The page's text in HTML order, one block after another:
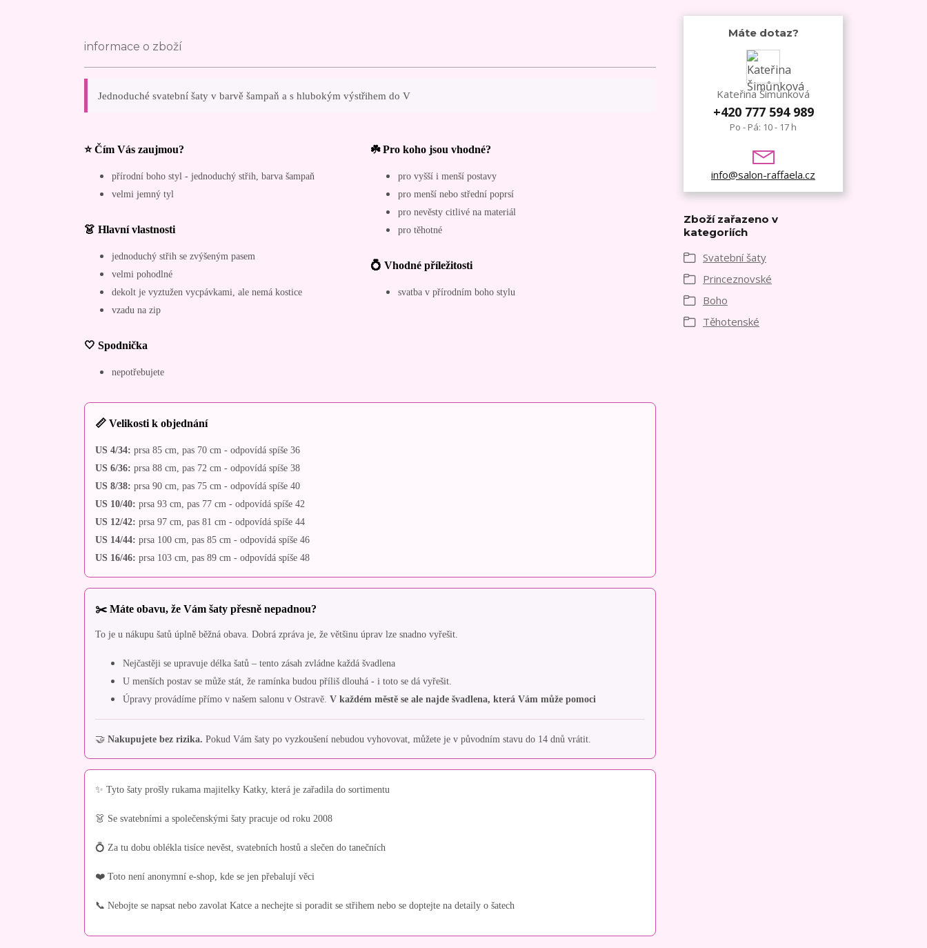
informace o zboží
Jednoduché svatební šaty v barvě šampaň a s hlubokým výstřihem do V
⭐ Čím Vás zaujmou?
přírodní boho styl - jednoduchý střih, barva šampaň
velmi jemný tyl
👗 Hlavní vlastnosti
jednoduchý střih se zvýšeným pasem
velmi pohodlné
dekolt je vyztužen vycpávkami, ale nemá kostice
vzadu na zip
🤍 Spodnička
nepotřebujete
☘️ Pro koho jsou vhodné?
pro vyšší i menší postavy
pro menší nebo střední poprsí
pro nevěsty citlivé na materiál
pro těhotné
💍 Vhodné příležitosti
svatba v přírodním boho stylu
📏 Velikosti k objednání
US 4/34: prsa 85 cm, pas 70 cm - odpovídá spíše 36
US 6/36: prsa 88 cm, pas 72 cm - odpovídá spíše 38
US 8/38: prsa 90 cm, pas 75 cm - odpovídá spíše 40
US 10/40: prsa 93 cm, pas 77 cm - odpovídá spíše 42
US 12/42: prsa 97 cm, pas 81 cm - odpovídá spíše 44
US 14/44: prsa 100 cm, pas 85 cm - odpovídá spíše 46
US 16/46: prsa 103 cm, pas 89 cm - odpovídá spíše 48
✂️ Máte obavu, že Vám šaty přesně nepadnou?
To je u nákupu šatů úplně běžná obava. Dobrá zpráva je, že většinu úprav lze snadno vyřešit.
Nejčastěji se upravuje délka šatů – tento zásah zvládne každá švadlena
U menších postav se může stát, že ramínka budou příliš dlouhá - i toto se dá vyřešit.
Úpravy provádíme přímo v našem salonu v Ostravě. V každém městě se ale najde švadlena, která Vám může pomoci
🤝 Nakupujete bez rizika. Pokud Vám šaty po vyzkoušení nebudou vyhovovat, můžete je v původním stavu do 14 dnů vrátit.
✨ Tyto šaty prošly rukama majitelky Katky, která je zařadila do sortimentu
👗 Se svatebními a společenskými šaty pracuje od roku 2008
💍 Za tu dobu oblékla tisíce nevěst, svatebních hostů a slečen do tanečních
❤️ Toto není anonymní e-shop, kde se jen přebalují věci
📞 Nebojte se napsat nebo zavolat Katce a nechejte si poradit se střihem nebo se doptejte na detaily o šatech
Máte dotaz?
Kateřina Šimůnková
+420 777 594 989
Po - Pá: 10 - 17 h
info@salon-raffaela.cz
Zboží zařazeno v
kategoriích
Svatební šaty
Princeznovské
Boho
Těhotenské